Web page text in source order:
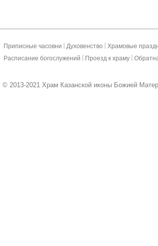
Приписные часовни Духовенство Храмовые
Расписание богослужений
Проезд к храму
© 2013-2021 Храм Казанской иконы Божией